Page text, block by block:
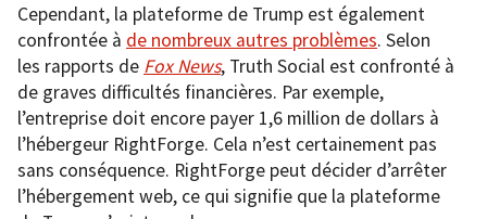
Cependant, la plateforme de Trump est également
confrontée à de nombreux autres problèmes. Selon
les rapports de Fox News, Truth Social est confronté à
de graves difficultés financières. Par exemple,
l’entreprise doit encore payer 1,6 million de dollars à
l’hébergeur RightForge. Cela n’est certainement pas
sans conséquence. RightForge peut décider d’arrêter
l’hébergement web, ce qui signifie que la plateforme